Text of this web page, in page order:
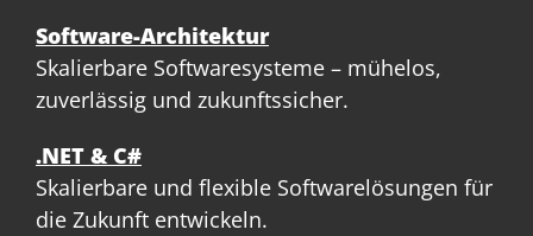
Software-Architektur
Skalierbare Softwaresysteme – mühelos,
zuverlässig und zukunftssicher.
.NET & C#
Skalierbare und flexible Softwarelösungen für
die Zukunft entwickeln.